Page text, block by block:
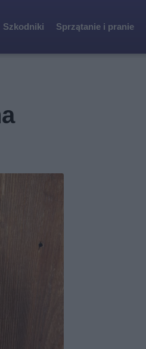
Szkodniki Sprzątanie i pranie